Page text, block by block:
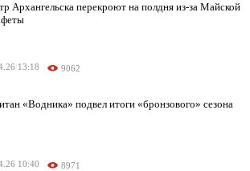
Архангельска перекроют на полдня из-за Майской
13:18 9062
«Водника» подвел итоги «бронзового» сезона
10:40 8971